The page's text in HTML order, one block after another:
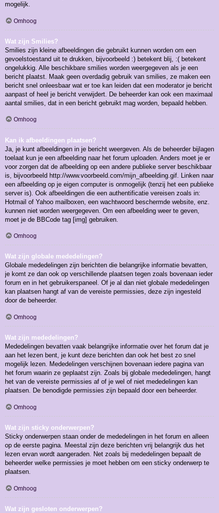
mogelijk.
Omhoog
Wat zijn Smilies?
Smilies zijn kleine afbeeldingen die gebruikt kunnen worden om een
gevoelstoestand uit te drukken, bijvoorbeeld :) betekent blij, :( betekent
ongelukkig. Alle beschikbare smilies worden weergegeven als je een
bericht plaatst. Maak geen overdadig gebruik van smilies, ze maken een
bericht snel onleesbaar wat er toe kan leiden dat een moderator je bericht
aanpast of heel je bericht verwijdert. De beheerder kan ook een maximaal
aantal smilies, dat in een bericht gebruikt mag worden, bepaald hebben.
Omhoog
Kan ik afbeeldingen plaatsen?
Ja, je kunt afbeeldingen in je bericht weergeven. Als de beheerder bijlagen
toelaat kun je een afbeelding naar het forum uploaden. Anders moet je er
voor zorgen dat de afbeelding op een andere publieke server beschikbaar
is, bijvoorbeeld http://www.voorbeeld.com/mijn_afbeelding.gif. Linken naar
een afbeelding op je eigen computer is onmogelijk (tenzij het een publieke
server is). Ook afbeeldingen die een authentificatie vereisen zoals in:
Hotmail of Yahoo mailboxen, een wachtwoord beschermde website, enz.
kunnen niet worden weergegeven. Om een afbeelding weer te geven,
moet je de BBCode tag [img] gebruiken.
Omhoog
Wat zijn globale mededelingen?
Globale mededelingen zijn berichten die belangrijke informatie bevatten,
je komt ze dan ook op verschillende plaatsen tegen zoals bovenaan ieder
forum en in het gebruikerspaneel. Of je al dan niet globale mededelingen
kan plaatsen hangt af van de vereiste permissies, deze zijn ingesteld
door de beheerder.
Omhoog
Wat zijn mededelingen?
Mededelingen bevatten vaak belangrijke informatie over het forum dat je
aan het lezen bent, je kunt deze berichten dan ook het best zo snel
mogelijk lezen. Mededelingen verschijnen bovenaan iedere pagina van
het forum waarin ze geplaatst zijn. Zoals bij globale mededelingen, hangt
het van de vereiste permissies af of je wel of niet mededelingen kan
plaatsen. De benodigde permissies zijn bepaald door een beheerder.
Omhoog
Wat zijn sticky onderwerpen?
Sticky onderwerpen staan onder de mededelingen in het forum en alleen
op de eerste pagina. Meestal zijn deze berichten vrij belangrijk dus het
lezen ervan wordt aangeraden. Net zoals bij mededelingen bepaalt de
beheerder welke permissies je moet hebben om een sticky onderwerp te
plaatsen.
Omhoog
Wat zijn gesloten onderwerpen?